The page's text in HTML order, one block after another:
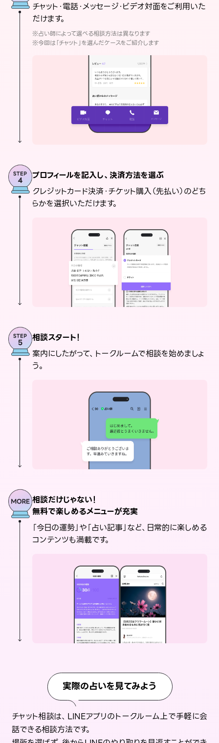
チャット・電話・メッセージ・ビデオ対面をご利用いた
だけます。
※占い師によって選べる相談方法は異なります
※今回は「チャット」を選んだケースをご紹介します
プロフィールを記入し、決済方法を選ぶ
クレジットカード決済・チケット購入（先払い）のどち
らかを選択いただけます。
相談スタート！
案内にしたがって、トークルームで相談を始めましょ
う。
相談だけじゃない！
無料で楽しめるメニューが充実
「今日の運勢」や「占い記事」など、日常的に楽しめる
コンテンツも満載です。
実際の占いを見てみよう
チャット相談は、LINEアプリのトークルーム上で手軽に会
話できる相談方法です。